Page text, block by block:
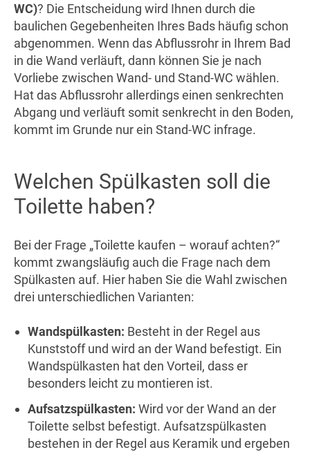
WC)? Die Entscheidung wird Ihnen durch die
baulichen Gegebenheiten Ihres Bads häufig schon
abgenommen. Wenn das Abflussrohr in Ihrem Bad
in die Wand verläuft, dann können Sie je nach
Vorliebe zwischen Wand- und Stand-WC wählen.
Hat das Abflussrohr allerdings einen senkrechten
Abgang und verläuft somit senkrecht in den Boden,
kommt im Grunde nur ein Stand-WC infrage.
Welchen Spülkasten soll die
Toilette haben?
Bei der Frage „Toilette kaufen – worauf achten?“
kommt zwangsläufig auch die Frage nach dem
Spülkasten auf. Hier haben Sie die Wahl zwischen
drei unterschiedlichen Varianten:
Wandspülkasten: Besteht in der Regel aus
Kunststoff und wird an der Wand befestigt. Ein
Wandspülkasten hat den Vorteil, dass er
besonders leicht zu montieren ist.
Aufsatzspülkasten: Wird vor der Wand an der
Toilette selbst befestigt. Aufsatzspülkasten
bestehen in der Regel aus Keramik und ergeben